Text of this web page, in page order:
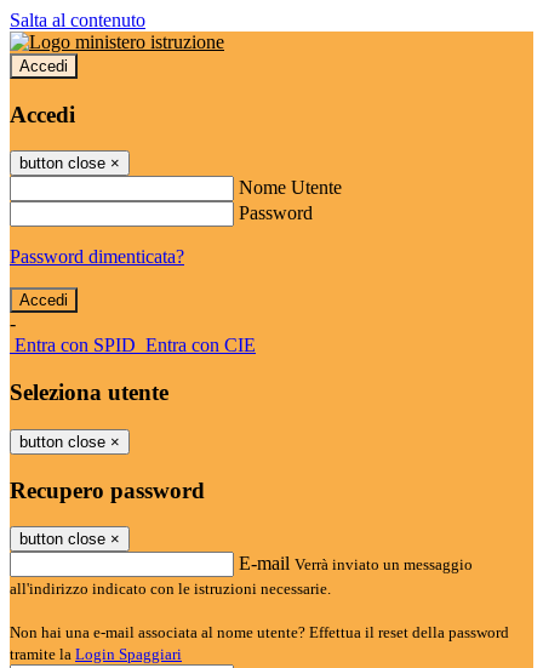
Salta al contenuto
Accedi
Accedi
button close ×
Nome Utente
Password
Password dimenticata?
-
Entra con SPID Entra con CIE
Seleziona utente
button close ×
Recupero password
button close ×
E-mail Verrà inviato un messaggio
all'indirizzo indicato con le istruzioni necessarie.
Non hai una e-mail associata al nome utente? Effettua il reset della password
tramite la Login Spaggiari